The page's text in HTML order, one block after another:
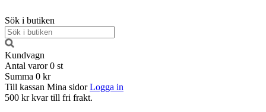
Sök i butiken
Kundvagn
Antal varor 0 st
Summa 0 kr
Till kassan Mina sidor Logga in
500 kr kvar till fri frakt.